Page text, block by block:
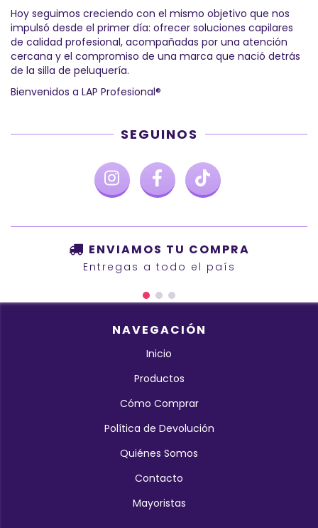
Hoy seguimos creciendo con el mismo objetivo que nos
impulsó desde el primer día: ofrecer soluciones capilares
de calidad profesional, acompañadas por una atención
cercana y el compromiso de una marca que nació detrás
de la silla de peluquería.
Bienvenidos a LAP Profesional®
SEGUINOS
ENVIAMOS TU COMPRA
Entregas a todo el país
NAVEGACIÓN
Inicio
Productos
Cómo Comprar
Política de Devolución
Quiénes Somos
Contacto
Mayoristas